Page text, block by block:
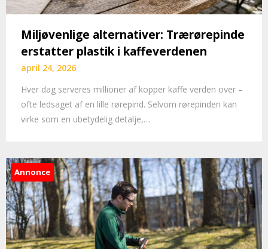
Miljøvenlige alternativer: Trærørepinde
erstatter plastik i kaffeverdenen
april 24, 2026
Hver dag serveres millioner af kopper kaffe verden over –
ofte ledsaget af en lille rørepind. Selvom rørepinden kan
virke som en ubetydelig detalje,…
Annonce